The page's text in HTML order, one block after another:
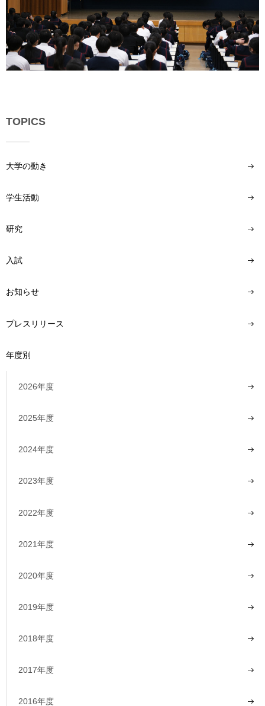
TOPICS
大学の動き
学生活動
研究
入試
お知らせ
プレスリリース
年度別
2026年度
2025年度
2024年度
2023年度
2022年度
2021年度
2020年度
2019年度
2018年度
2017年度
2016年度